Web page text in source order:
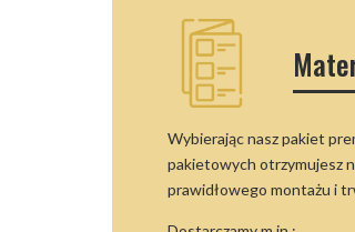
Wybierając nasz pakiet
pakietowych otrzymujesz
prawidłowego montażu i